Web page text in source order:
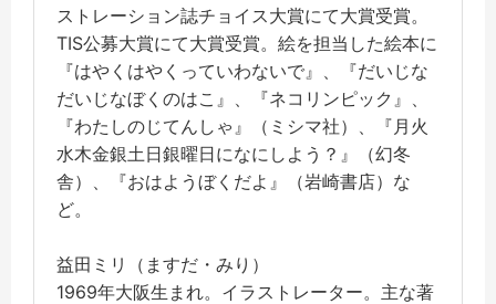
ストレーション誌チョイス大賞にて大賞受賞。
TIS公募大賞にて大賞受賞。絵を担当した絵本に
『はやくはやくっていわないで』、『だいじな
だいじなぼくのはこ』、『ネコリンピック』、
『わたしのじてんしゃ』（ミシマ社）、『月火
水木金銀土日銀曜日になにしよう？』（幻冬
舎）、『おはようぼくだよ』（岩崎書店）な
ど。
益田ミリ（ますだ・みり）
1969年大阪生まれ。イラストレーター。主な著